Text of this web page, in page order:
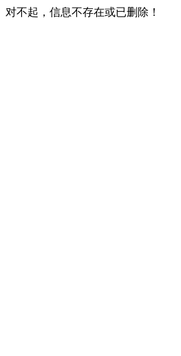
对不起，信息不存在或已删除！